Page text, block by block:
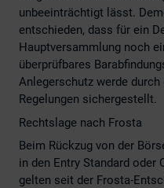
unbeeinträchtigt lässt.
entschieden, dass für ein
Hauptversammlung noch
überprüfbares
Anlegerschutz werde
Regelungen sichergestellt.
Rechtslage nach Frosta
Beim Rückzug von der
in den Entry Standard oder
gelten seit der Frosta-